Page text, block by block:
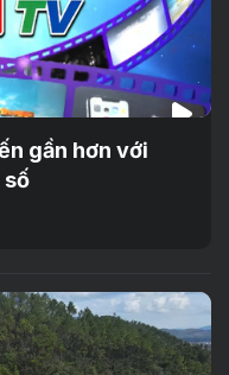
gần hơn với
số